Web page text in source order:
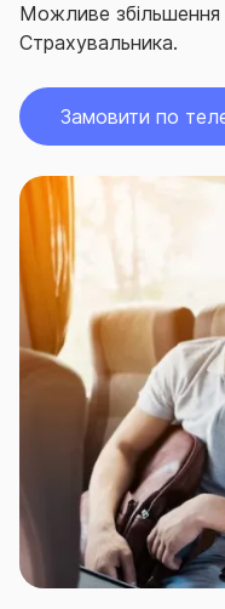
Можливе збільшення
Страхувальника.
Замовити по